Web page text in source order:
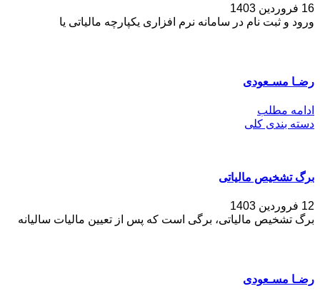
16 فروردین 1403
ورود و ثبت نام در سامانه نرم افزاری یکپارچه مالیاتی یا
رضـا مسـعودی
ادامه مطلب
دسته بندی کلی
برگ تشخیص مالیاتی
12 فروردین 1403
برگ تشخیص مالیاتی، برگی است که پس از تعیین مالیات سالیانه
رضـا مسـعودی